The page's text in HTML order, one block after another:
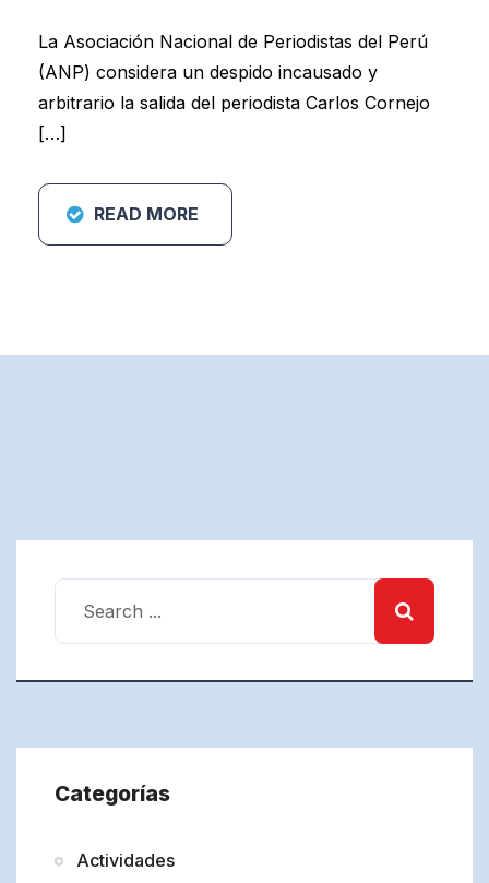
La Asociación Nacional de Periodistas del Perú
(ANP) considera un despido incausado y
arbitrario la salida del periodista Carlos Cornejo
[…]
READ MORE
Categorías
Actividades